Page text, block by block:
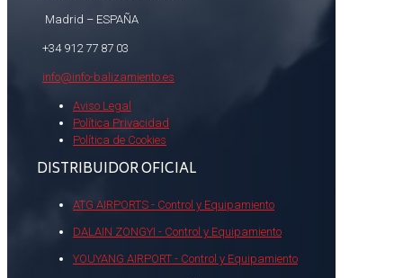
Madrid – ESPAÑA
+34 912 77 87 03
info@info-balizamiento.es
Aviso Legal
Política Privacidad
Política de Cookies
DISTRIBUIDOR OFICIAL
ATG AIRPORTS - Control y Equipamiento
DALAIN ZONGYI - Control y Equipamiento
YOUYANG AIRPORT - Control y Equipamiento